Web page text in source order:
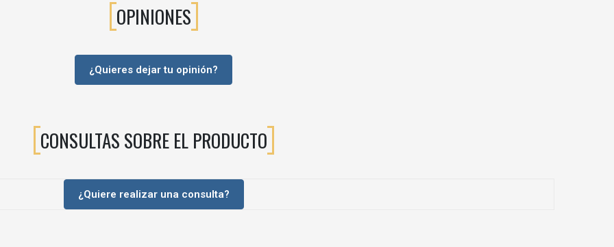
mejor se adapte al ancho del frente.
Acabado
OPINIONES
¿Quieres dejar tu opinión?
CONSULTAS SOBRE EL PRODUCTO
¿Quiere realizar una consulta?